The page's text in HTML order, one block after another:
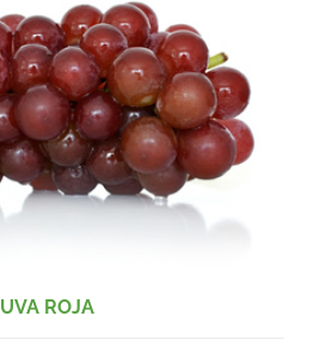
UVA ROJA